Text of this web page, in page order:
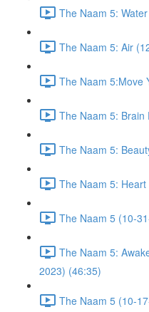
The Naam 5:
The Naam 5: Air
The Naam 5:Move
The Naam 5:
The Naam 5:
The Naam 5:
The Naam 5 (10-
The Naam 5:
2023) (46:35)
The Naam 5 (10-